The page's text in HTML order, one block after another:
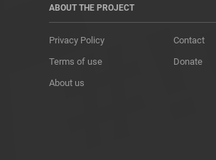
ABOUT THE PROJECT
Privacy Policy
Terms of use
About us
Contact
Donate